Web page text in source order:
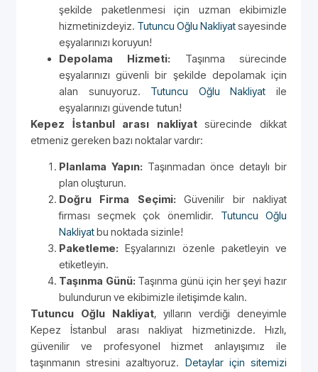
şekilde paketlenmesi için uzman ekibimizle
hizmetinizdeyiz. Tutuncu Oğlu Nakliyatsayesinde
eşyalarınızı koruyun!
Depolama Hizmeti: Taşınma sürecinde
eşyalarınızı güvenli bir şekilde depolamak için
alan sunuyoruz. Tutuncu Oğlu Nakliyat ile
eşyalarınızı güvende tutun!
Kepez İstanbul arası nakliyatsürecinde dikkat
etmeniz gereken bazı noktalar vardır:
Planlama Yapın: Taşınmadan önce detaylı bir
plan oluşturun.
Doğru Firma Seçimi: Güvenilir bir nakliyat
firması seçmek çok önemlidir. Tutuncu Oğlu
Nakliyatbu noktada sizinle!
Paketleme: Eşyalarınızı özenle paketleyin ve
etiketleyin.
Taşınma Günü: Taşınma günü için her şeyi hazır
bulundurun ve ekibimizle iletişimde kalın.
Tutuncu Oğlu Nakliyat, yılların verdiği deneyimle
Kepez İstanbul arası nakliyat hizmetinizde. Hızlı,
güvenilir ve profesyonel hizmet anlayışımız ile
taşınmanın stresini azaltıyoruz. Detaylar için sitemizi